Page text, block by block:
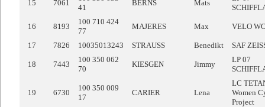
15 7061
41
BERNS Mats
16 8193
100 710 424
77
MAJERES Max VELO
17 7826 10035013243 STRAUSS Benedikt SAF
18 7443
100 350 062
70
KIESGEN Jimmy
LP 07
19 6730
100 350 009
17
CARIER Lena
LC
Women
Project